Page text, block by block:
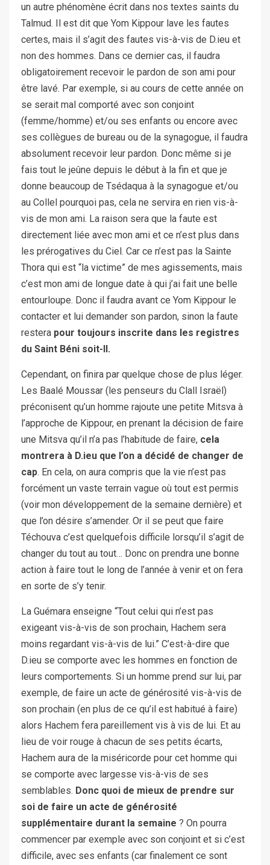
un autre phénomène écrit dans nos textes saints du
Talmud. Il est dit que Yom Kippour lave les fautes
certes, mais il s’agit des fautes vis-à-vis de D.ieu et
non des hommes. Dans ce dernier cas, il faudra
obligatoirement recevoir le pardon de son ami pour
être lavé. Par exemple, si au cours de cette année on
se serait mal comporté avec son conjoint
(femme/homme) et/ou ses enfants ou encore avec
ses collègues de bureau ou de la synagogue, il faudra
absolument recevoir leur pardon. Donc même si je
fais tout le jeûne depuis le début à la fin et que je
donne beaucoup de Tsédaqua à la synagogue et/ou
au Collel pourquoi pas, cela ne servira en rien vis-à-
vis de mon ami. La raison sera que la faute est
directement liée avec mon ami et ce n’est plus dans
les prérogatives du Ciel. Car ce n’est pas la Sainte
Thora qui est “la victime” de mes agissements, mais
c’est mon ami de longue date à qui j’ai fait une belle
entourloupe. Donc il faudra avant ce Yom Kippour le
contacter et lui demander son pardon, sinon la faute
restera pour toujours inscrite dans les registres
du Saint Béni soit-Il.
Cependant, on finira par quelque chose de plus léger.
Les Baalé Moussar (les penseurs du Clall Israël)
préconisent qu’un homme rajoute une petite Mitsva à
l’approche de Kippour, en prenant la décision de faire
une Mitsva qu’il n’a pas l’habitude de faire, cela
montrera à D.ieu que l’on a décidé de changer de
cap. En cela, on aura compris que la vie n’est pas
forcément un vaste terrain vague où tout est permis
(voir mon développement de la semaine dernière) et
que l’on désire s’amender. Or il se peut que faire
Téchouva c’est quelquefois difficile lorsqu’il s’agit de
changer du tout au tout… Donc on prendra une bonne
action à faire tout le long de l’année à venir et on fera
en sorte de s’y tenir.
La Guémara enseigne “Tout celui qui n’est pas
exigeant vis-à-vis de son prochain, Hachem sera
moins regardant vis-à-vis de lui.” C’est-à-dire que
D.ieu se comporte avec les hommes en fonction de
leurs comportements. Si un homme prend sur lui, par
exemple, de faire un acte de générosité vis-à-vis de
son prochain (en plus de ce qu’il est habitué à faire)
alors Hachem fera pareillement vis à vis de lui. Et au
lieu de voir rouge à chacun de ses petits écarts,
Hachem aura de la miséricorde pour cet homme qui
se comporte avec largesse vis-à-vis de ses
semblables. Donc quoi de mieux de prendre sur
soi de faire un acte de générosité
supplémentaire durant la semaine ? On pourra
commencer par exemple avec son conjoint et si c’est
difficile, avec ses enfants (car finalement ce sont